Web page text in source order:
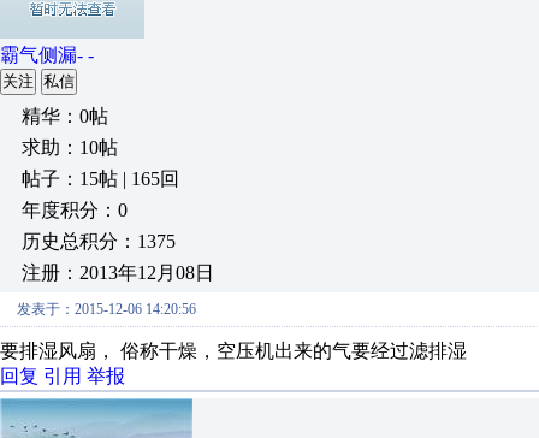
霸气侧漏- -
关注 私信
精华：0帖
求助：10帖
帖子：15帖 | 165回
年度积分：0
历史总积分：1375
注册：2013年12月08日
发表于：2015-12-06 14:20:56
要排湿风扇， 俗称干燥，空压机出来的气要经过滤排湿
回复 引用 举报